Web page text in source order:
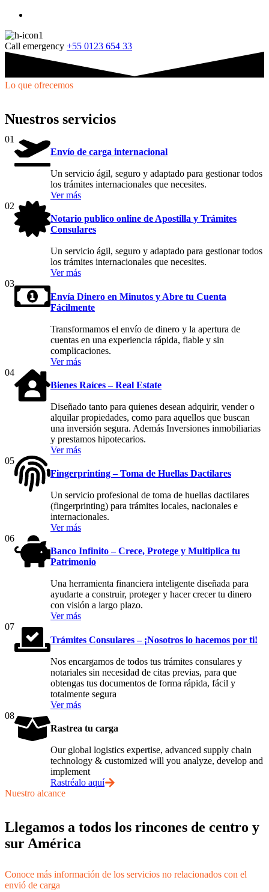
Call emergency +55 0123 654 33
Lo que ofrecemos
Nuestros servicios
01
Envío de carga internacional
Un servicio ágil, seguro y adaptado para gestionar todos
los trámites internacionales que necesites.
Ver más
02
Notario publico online de Apostilla y Trámites
Consulares
Un servicio ágil, seguro y adaptado para gestionar todos
los trámites internacionales que necesites.
Ver más
03
Envía Dinero en Minutos y Abre tu Cuenta
Fácilmente
Transformamos el envío de dinero y la apertura de
cuentas en una experiencia rápida, fiable y sin
complicaciones.
Ver más
04
Bienes Raíces – Real Estate
Diseñado tanto para quienes desean adquirir, vender o
alquilar propiedades, como para aquellos que buscan
una inversión segura. Además Inversiones inmobiliarias
y prestamos hipotecarios.
Ver más
05
Fingerprinting – Toma de Huellas Dactilares
Un servicio profesional de toma de huellas dactilares
(fingerprinting) para trámites locales, nacionales e
internacionales.
Ver más
06
Banco Infinito – Crece, Protege y Multiplica tu
Patrimonio
Una herramienta financiera inteligente diseñada para
ayudarte a construir, proteger y hacer crecer tu dinero
con visión a largo plazo.
Ver más
07
Trámites Consulares – ¡Nosotros lo hacemos por ti!
Nos encargamos de todos tus trámites consulares y
notariales sin necesidad de citas previas, para que
obtengas tus documentos de forma rápida, fácil y
totalmente segura
Ver más
08
Rastrea tu carga
Our global logistics expertise, advanced supply chain
technology & customized will you analyze, develop and
implement
Rastréalo aquí
Nuestro alcance
Llegamos a todos los rincones de centro y
sur América
Conoce más información de los servicios no relacionados con el
envió de carga